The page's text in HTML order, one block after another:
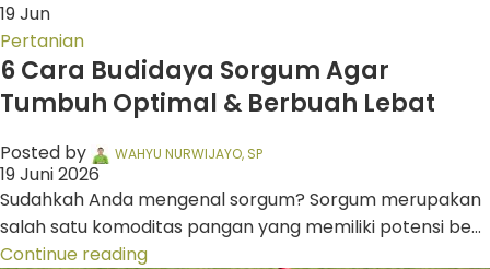
19Jun
Pertanian
6 Cara Budidaya Sorgum Agar
Tumbuh Optimal & Berbuah Lebat
Posted by WAHYU NURWIJAYO, SP
19 Juni 2026
Sudahkah Anda mengenal sorgum? Sorgum merupakan
salah satu komoditas pangan yang memiliki potensi be...
Continue reading